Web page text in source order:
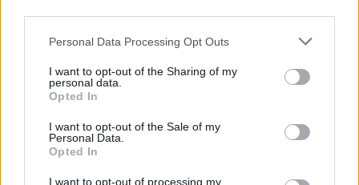
Personal Data Processing Opt Outs
I want to opt-out of the Sharing of my
personal data.
Opted In
I want to opt-out of the Sale of my
Personal Data.
Opted In
I want to opt-out of processing my
Esim for Global|Esim for Europe|
Esim for Caribbean